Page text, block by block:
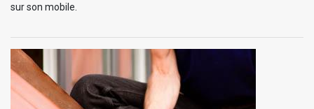
sur son mobile.